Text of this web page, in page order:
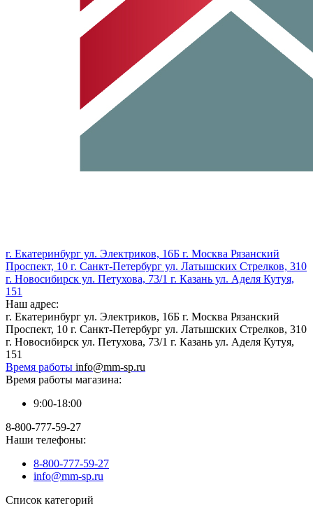
г. Екатеринбург ул. Электриков, 16Б г. Москва Рязанский
Проспект, 10 г. Санкт-Петербург ул. Латышских Стрелков, 310
г. Новосибирск ул. Петухова, 73/1 г. Казань ул. Аделя Кутуя,
151
Наш адрес:
г. Екатеринбург ул. Электриков, 16Б г. Москва Рязанский
Проспект, 10 г. Санкт-Петербург ул. Латышских Стрелков, 310
г. Новосибирск ул. Петухова, 73/1 г. Казань ул. Аделя Кутуя,
151
Время работы info@mm-sp.ru
Время работы магазина:
9:00-18:00
8-800-777-59-27
Наши телефоны:
8-800-777-59-27
info@mm-sp.ru
Список категорий